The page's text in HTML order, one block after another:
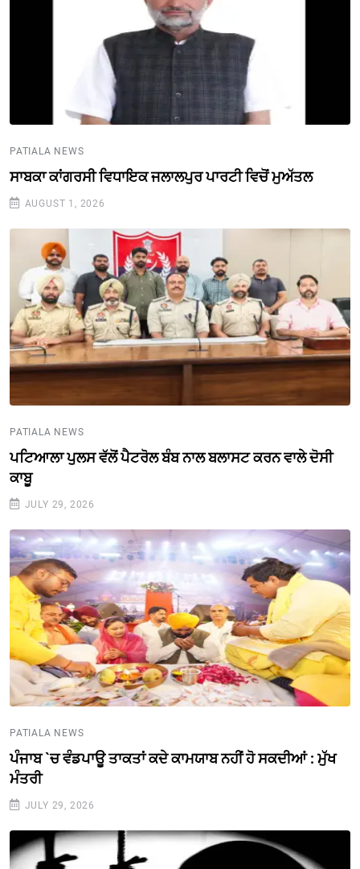
PATIALA NEWS
ਸਾਬਕਾ ਕਾਂਗਰਸੀ ਵਿਧਾਇਕ ਜਲਾਲਪੁਰ ਪਾਰਟੀ ਵਿਚੋਂ ਮੁਅੱਤਲ
AUGUST 1, 2026
PATIALA NEWS
ਪਟਿਆਲਾ ਪੁਲਸ ਵੱਲੋਂ ਪੈਟਰੋਲ ਬੰਬ ਨਾਲ ਬਲਾਸਟ ਕਰਨ ਵਾਲੇ ਦੋਸੀ
ਕਾਬੂ
JULY 29, 2026
PATIALA NEWS
ਪੰਜਾਬ `ਚ ਵੰਡਪਾਊ ਤਾਕਤਾਂ ਕਦੇ ਕਾਮਯਾਬ ਨਹੀਂ ਹੋ ਸਕਦੀਆਂ : ਮੁੱਖ
ਮੰਤਰੀ
JULY 29, 2026